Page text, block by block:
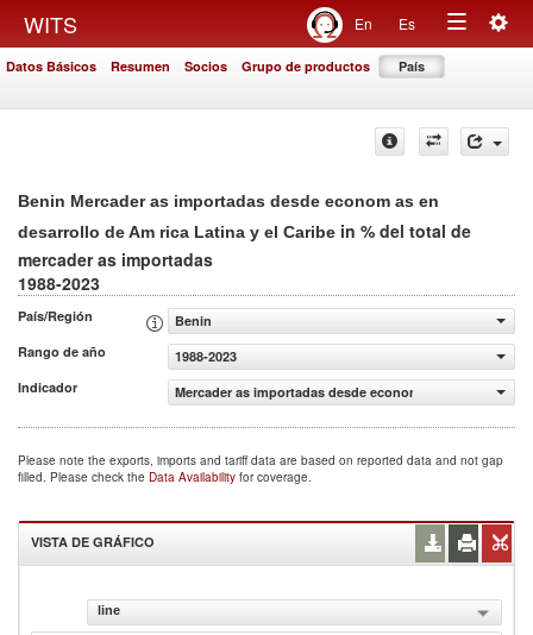
WITS En Es
Toggle
Datos Básicos Resumen Socios Grupo de productos País
Benin Mercader as importadas desde econom as en
desarrollo de Am rica Latina y el Caribe in % del total de
mercader as importadas
1988-2023
País/Región
Benin
Rango de año
1988-2023
Indicador
Mercader as importadas desde econom as en
Please note the exports, imports and tariff data are based on reported data and not gap
filled. Please check the Data Availability for coverage.
VISTA DE GRÁFICO
line